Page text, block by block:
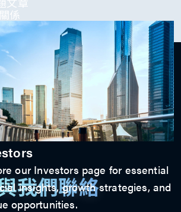
係
our Investors page for essential
insights, growth strategies, and
opportunities.
我們聯絡